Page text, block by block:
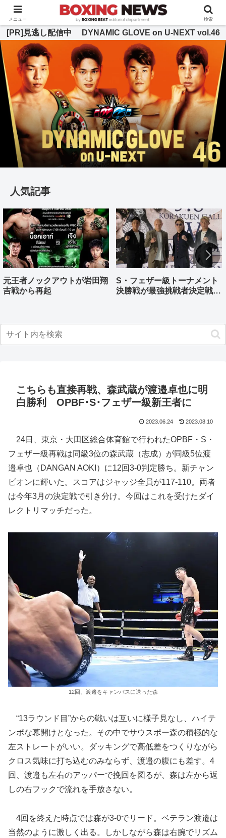
BOXING BEAT [ボクシング・ビート] 公式サイト
[PR]見逃し配信中 DYNAMIC GLOVE on U-NEXT vol.46
人気記事
元王者ノックアウトが岩田翔
吉戦から再起
S・フェザー級トーナメント
決勝戦が最強挑戦者決定戦兼
こちらも直接再戦、森武蔵が渡邉卓也に明
白勝利 OPBF･S･フェザー級新王者に
2023.06.24 2023.08.10
24日、東京・大田区総合体育館で行われたOPBF・S・
フェザー級再戦は同級3位の森武蔵（志成）が同級5位渡
邉卓也（DANGAN AOKI）に12回3-0判定勝ち。新チャン
ピオンに輝いた。スコアはジャッジ全員が117-110。両者
は今年3月の決定戦で引き分け。今回はこれを受けたダイ
レクトリマッチだった。
12回、渡邉をキャンバスに送った森
“13ラウンド目”からの戦いは互いに様子見なし、ハイテ
ンポな幕開けとなった。その中でサウスポー森の積極的な
左ストレートがいい。ダッキングで高低差をつくりながら
クロス気味に打ち込むのみならず、渡邉の腹にも差す。4
回、渡邉も左右のアッパーで挽回を図るが、森は左から返
しの右フックで流れを手放さない。
4回を終えた時点では森が3-0でリード。ベテラン渡邉は
当然のように激しく出る。しかしながら森は右腕でリズム
メニュー 検索